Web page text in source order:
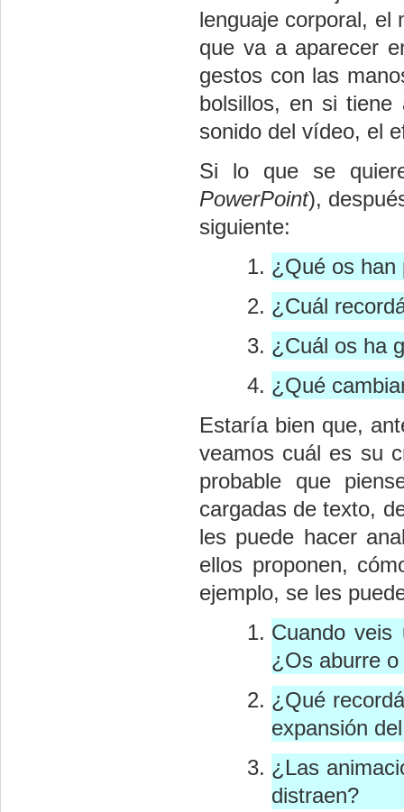
lenguaje corporal, el
que va a aparecer
gestos con las
bolsillos, en si
sonido del vídeo, el
Si lo que se
PowerPoint),
siguiente:
¿Qué os han
¿Cuál
¿Cuál os ha
¿Qué
Estaría bien que,
veamos cuál es su
probable que
cargadas de texto,
les puede hacer
ellos proponen,
ejemplo, se les
Cuando
¿Os aburre
¿Qué
expansión
¿Las
distraen?